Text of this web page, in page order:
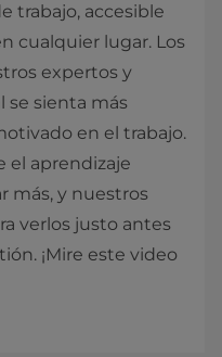
trabajo, accesible
cualquier lugar. Los
expertos y
se sienta más
en el trabajo.
el aprendizaje
más, y nuestros
verlos justo antes
¡Mire este video